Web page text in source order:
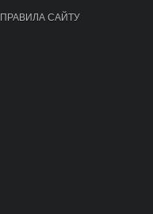
ПРАВИЛА САЙТУ